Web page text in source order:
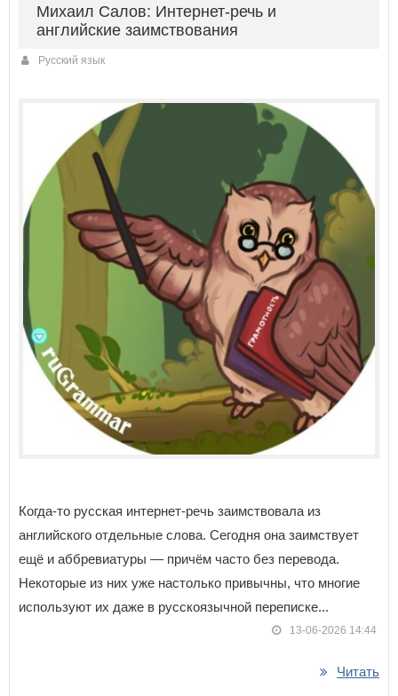
Михаил Салов: Интернет-речь и
английские заимствования
Русский язык
Когда-то русская интернет-речь заимствовала из
английского отдельные слова. Сегодня она заимствует
ещё и аббревиатуры — причём часто без перевода.
Некоторые из них уже настолько привычны, что многие
используют их даже в русскоязычной переписке...
13-06-2026 14:44
Читать